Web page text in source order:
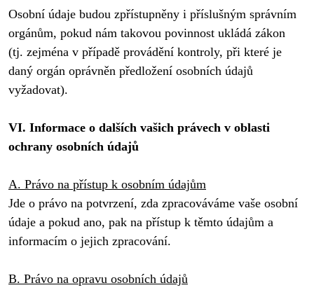
Osobní údaje budou zpřístupněny i příslušným správním
orgánům, pokud nám takovou povinnost ukládá zákon
(tj. zejména v případě provádění kontroly, při které je
daný orgán oprávněn předložení osobních údajů
vyžadovat).
VI. Informace o dalších vašich právech v oblasti
ochrany osobních údajů
A. Právo na přístup k osobním údajům
Jde o právo na potvrzení, zda zpracováváme vaše osobní
údaje a pokud ano, pak na přístup k těmto údajům a
informacím o jejich zpracování.
B. Právo na opravu osobních údajů